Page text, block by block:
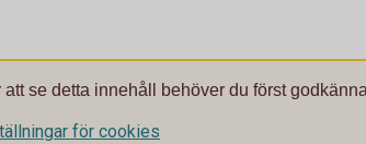
att se detta innehåll behöver du först
för cookies